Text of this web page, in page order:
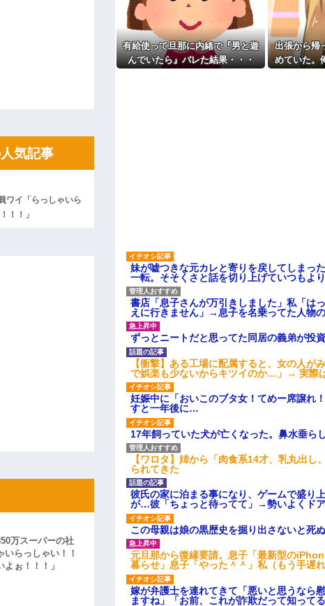
円のフィギュアがヤバすぎるｗｗｗｗｗｗ
触らないでよ！」キチママ『そこに金庫があっ
け☆』義兄「泥は出てけ！二度と来るな！」結
お茶？」彼「ちっ！」私「」
マン頂き女子のこの動画、すげえええええｗ
速道路左車線を制限速度で走った結果
り合ってくる
も盛大にやらかす←あまり悲しませないでく
旦那の祖父が亡く
「余計な出費すんな
っ…」
主な税金の成り立ち
有給使って旦那に内緒で『男と遊
んでいたら』バレた結果・・・
出張から帰
めていた。
妹が嘘つきな元カレと寄りを戻してしまっ
一転。そそくさと話を切り上げていつも
書店「息子さんが万引きしました」私「は
えに行きません」→息子を名乗ってた人物
ずっとニートだと思ってた同居の義弟が投
【衝撃】ある工場に配属すると、女の人
で娯楽も少ないからキツイのか…」→ 実際
妊娠中に「おいこのブタ女！てめー席譲れ
すと一年後に…
17年飼っていた犬が亡くなった。鼻水垂
【ワロタ】姉から「肉食系14才、乳丸出
られてきた
彼氏の家に泊まる事になり、ゲームで盛り
が…彼「ちょっと待ってて」→勢いよくド
この母親は娘の黒歴史を掘り出さないと死
元旦那から復縁要請。息子「最新型の
暮らせ」息子「やった＾＾」私（もう手遅
嫁が弁護士を連れてきて「悪いと思うなら
ますね」「お前、これが詐欺だって知ってる
気記事
ワイ「らっしゃいら
！！」
万スーパーの社
いらっしゃい！！
ぉ！！！」